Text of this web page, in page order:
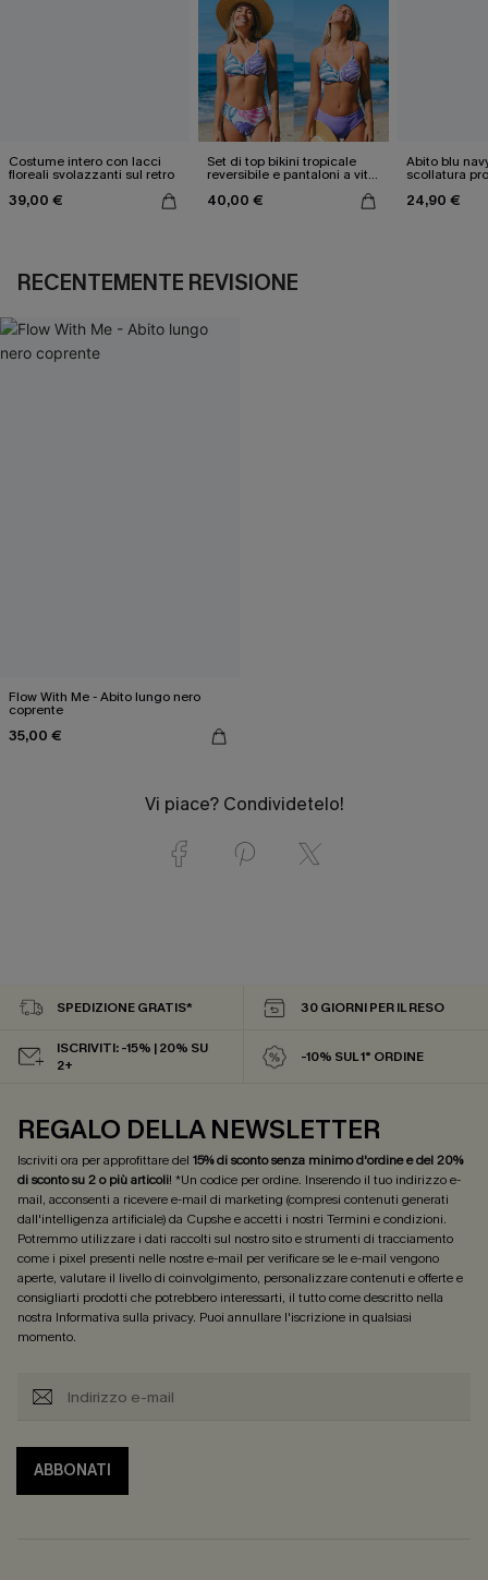
Costume intero con lacci
floreali svolazzanti sul retro
39,00 €
Set di top bikini tropicale
reversibile e pantaloni a vita
40,00 €
Abito blu
scollatura
24,90 €
RECENTEMENTE REVISIONE
Flow With Me - Abito lungo nero
coprente
35,00 €
Vi piace? Condividetelo!
SPEDIZIONE GRATIS* 30 GIORNI PER IL RESO
ISCRIVITI: -15% | 20% SU
2+
-10% SUL 1° ORDINE
REGALO DELLA NEWSLETTER
Iscriviti ora per approfittare del 15% di sconto senza minimo d'ordine e del 20%
di sconto su 2 o più articoli! *Un codice per ordine. Inserendo il tuo indirizzo e-
mail, acconsenti a ricevere e-mail di marketing (compresi contenuti generati
dall'intelligenza artificiale) da Cupshe e accetti i nostri Termini e condizioni.
Potremmo utilizzare i dati raccolti sul nostro sito e strumenti di tracciamento
come i pixel presenti nelle nostre e-mail per verificare se le e-mail vengono
aperte, valutare il livello di coinvolgimento, personalizzare contenuti e offerte e
consigliarti prodotti che potrebbero interessarti, il tutto come descritto nella
nostra Informativa sulla privacy. Puoi annullare l'iscrizione in qualsiasi
momento.
ABBONATI